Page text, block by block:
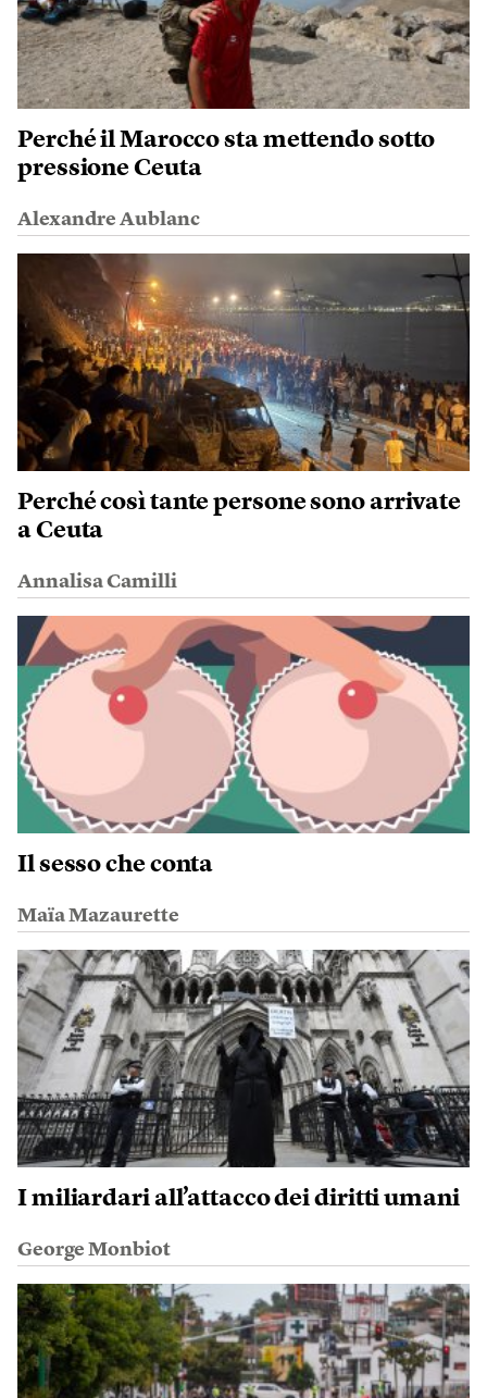
Perché il Marocco sta mettendo sotto
pressione Ceuta
Alexandre Aublanc
Perché così tante persone sono arrivate
a Ceuta
Annalisa Camilli
Il sesso che conta
Maïa Mazaurette
I miliardari all’attacco dei diritti umani
George Monbiot